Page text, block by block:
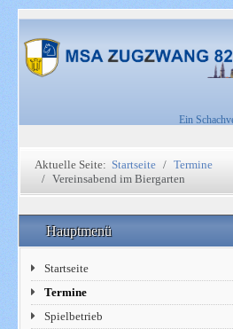
Ein
Aktuelle Seite: Startseite
Termine
Vereinsabend im Biergarten
Hauptmenü
Startseite
Termine
Spielbetrieb